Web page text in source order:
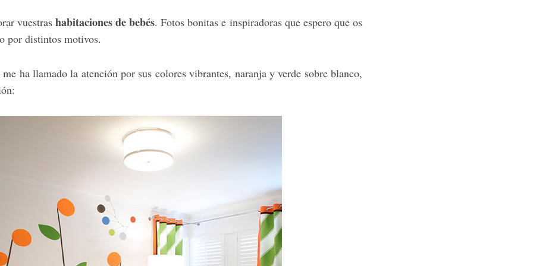
vuestras habitaciones de bebés. Fotos bonitas e inspiradoras que espero que os
por distintos motivos.
ha llamado la atención por sus colores vibrantes, naranja y verde sobre blanco,